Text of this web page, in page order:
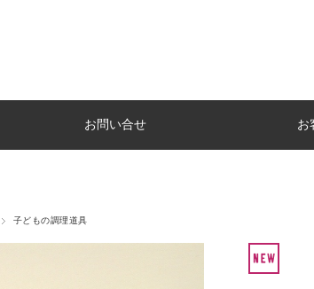
お問い合せ お
子どもの調理道具